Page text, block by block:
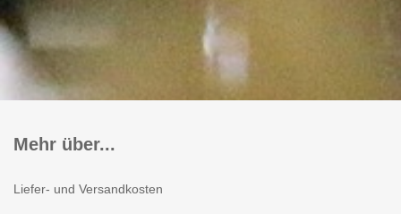
Mehr über...
Liefer- und Versandkosten